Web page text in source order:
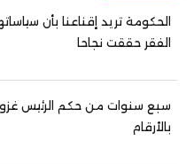
الحكومة تريد إقناعنا بأن
الفقر حققت نجاحا
سبع سنوات من حكم الرئيس
بالأرقام